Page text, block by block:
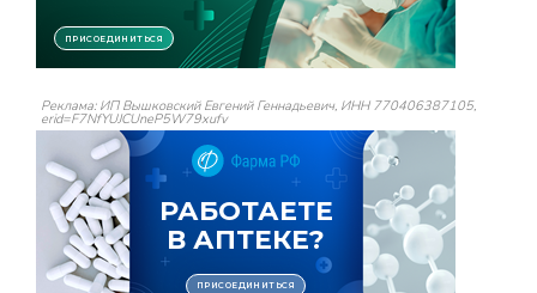
Реклама: ИП Вышковский Евгений Геннадьевич, ИНН 770406387105,
erid=F7NfYUJCUneP5W79xufv